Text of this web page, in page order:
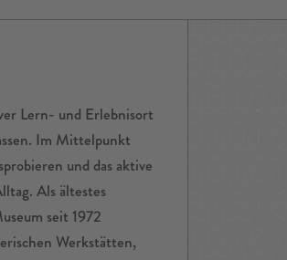
Lern- und Erlebnisort
Im Mittelpunkt
und das aktive
Als ältestes
seit 1972
Werkstätten,